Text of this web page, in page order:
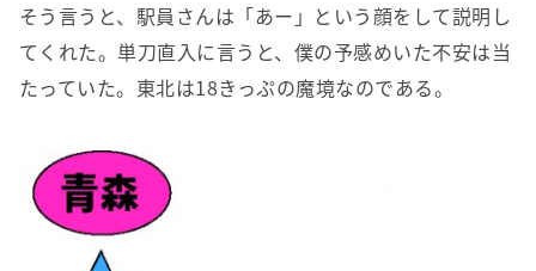
そう言うと、駅員さんは「あー」という顔をして説明し
てくれた。単刀直入に言うと、僕の予感めいた不安は当
たっていた。東北は18きっぷの魔境なのである。